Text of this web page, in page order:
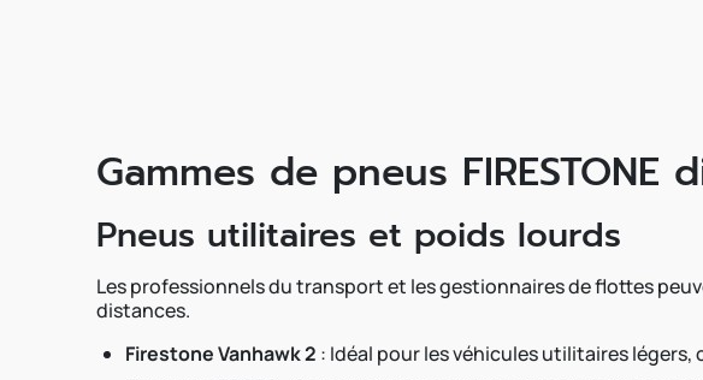
Gammes de pneus FIRESTONE
Pneus utilitaires et poids lourds
Les professionnels du transport et les gestionnaires de flottes
distances.
Firestone Vanhawk 2 : Idéal pour les véhicules utilitaires